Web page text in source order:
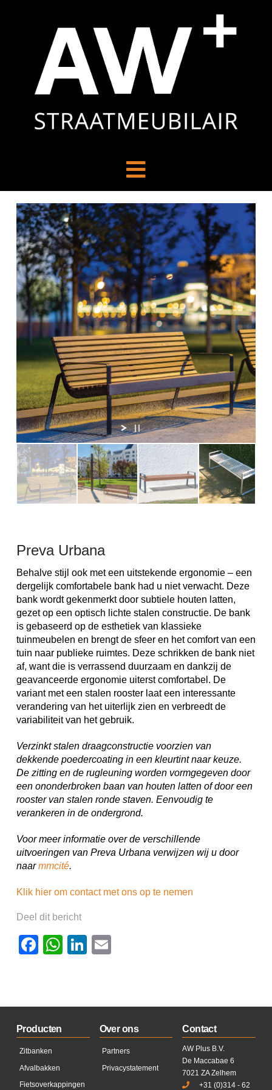
Navigation
Preva Urbana
Behalve stijl ook met een uitstekende ergonomie – een
dergelijk comfortabele bank had u niet verwacht. Deze
bank wordt gekenmerkt door subtiele houten latten,
gezet op een optisch lichte stalen constructie. De bank
is gebaseerd op de esthetiek van klassieke
tuinmeubelen en brengt de sfeer en het comfort van een
tuin naar publieke ruimtes. Deze schrikken de bank niet
af, want die is verrassend duurzaam en dankzij de
geavanceerde ergonomie uiterst comfortabel. De
variant met een stalen rooster laat een interessante
verandering van het uiterlijk zien en verbreedt de
variabiliteit van het gebruik.
Verzinkt stalen draagconstructie voorzien van
dekkende poedercoating in een kleurtint naar keuze.
De zitting en de rugleuning worden vormgegeven door
een ononderbroken baan van houten latten of door een
rooster van stalen ronde staven. Eenvoudig te
verankeren in de ondergrond.
Voor meer informatie over de verschillende
uitvoeringen van Preva Urbana verwijzen wij u door
naarmmcité.
Klik hier om contact met ons op te nemen
Deel dit bericht
Facebook
WhatsApp
LinkedIn
Producten
Zitbanken
Afvalbakken
Fietsoverkappingen
Over ons
Partners
Privacystatement
Contact
AW Plus B.V.
De Maccabae 6
7021 ZA Zelhem
+31 (0)314 - 62